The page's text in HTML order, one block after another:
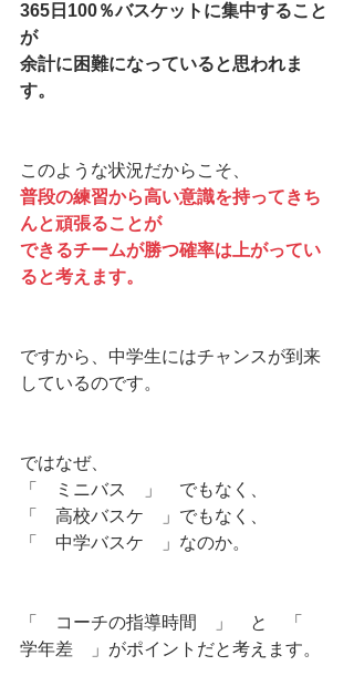
365日100％バスケットに集中すること
が
余計に困難になっていると思われま
す。
このような状況だからこそ、
普段の練習から高い意識を持ってきち
んと頑張ることが
できるチームが勝つ確率は上がってい
ると考えます。
ですから、中学生にはチャンスが到来
しているのです。
ではなぜ、
「　ミニバス　」　でもなく、
「　高校バスケ　」でもなく、
「　中学バスケ　」なのか。
「　コーチの指導時間　」　と　「
学年差　」がポイントだと考えます。